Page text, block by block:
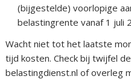
(bijgestelde) voorlopige
belastingrente vanaf 1 juli
Wacht niet tot het laatste
tijd kosten. Check bij twijfel
belastingdienst.nl of overleg